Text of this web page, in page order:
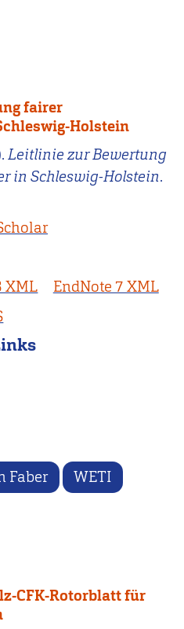
fairer
Holstein
Leitlinie zur Bewertung
in Schleswig-Holstein.
XML
EndNote 7 XML
Faber WETI
CFK-Rotorblatt für